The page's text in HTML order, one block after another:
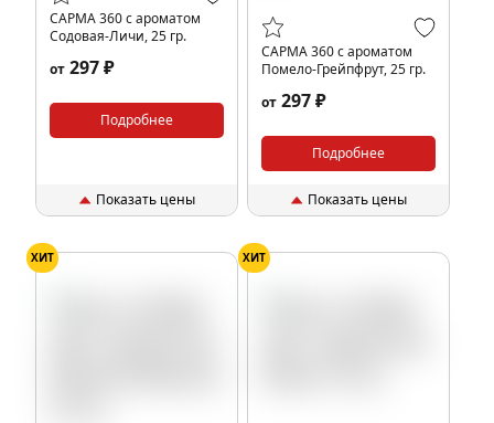
САРМА 360 с ароматом
Содовая-Личи, 25 гр.
от 297 ₽
Подробнее
Показать цены
САРМА 360 с ароматом
Помело-Грейпфрут, 25 гр.
от 297 ₽
Подробнее
Показать цены
ХИТ ХИТ